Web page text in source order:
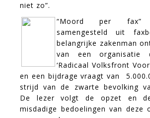
niet zo”.
“Moord per
samengesteld uit
belangrijke zakenman
van een organisatie
‘Radicaal Volksfront
en een bijdrage vraagt van 
strijd van de zwarte bevolking
De lezer volgt de opzet en
misdadige bedoelingen van deze